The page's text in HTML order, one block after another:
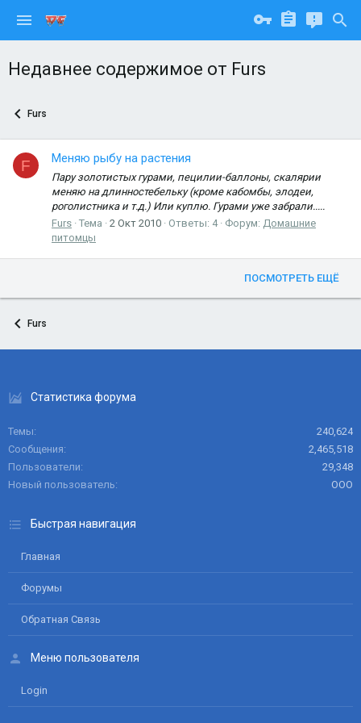
Недавнее содержимое от Furs
Furs
F Меняю рыбу на растения
Пару золотистых гурами, пецилии-баллоны, скалярии
меняю на длинностебельку (кроме кабомбы, элодеи,
роголистника и т.д.) Или куплю. Гурами уже забрали.....
Furs Тема 2 Окт 2010 Ответы: 4 Форум: Домашние
питомцы
ПОСМОТРЕТЬ ЕЩЁ
Furs
Статистика форума
Темы
240,624
Сообщения
2,465,518
Пользователи
29,348
Новый пользователь
ООО
Быстрая навигация
Главная
Форумы
Обратная Связь
Меню пользователя
Login